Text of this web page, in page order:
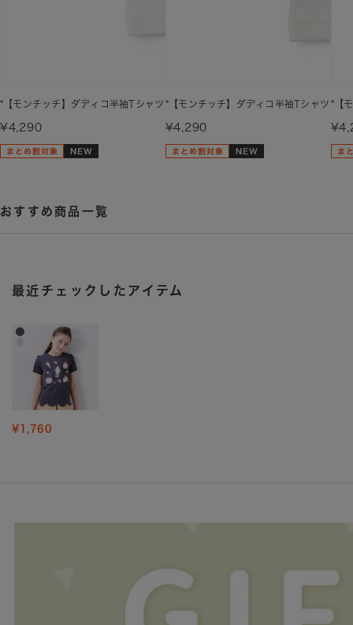
*【モンチッチ】ダディコ半袖Tシャツ
¥4,290
*【モンチッチ】ダディコ半袖Tシャツ
¥4,290
*【
おすすめ商品一覧
最近チェックしたアイテム
¥1,760